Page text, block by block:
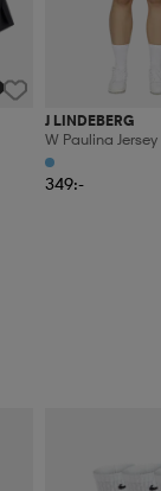
J LINDEBERG
W Paulina Jersey
349:-